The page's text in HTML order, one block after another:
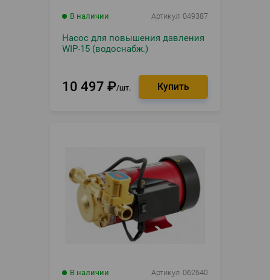
В наличии Артикул 049387
Насос для повышения давления
WIP-15 (водоснабж.)
10 497 ₽ шт.
В наличии Артикул 062640